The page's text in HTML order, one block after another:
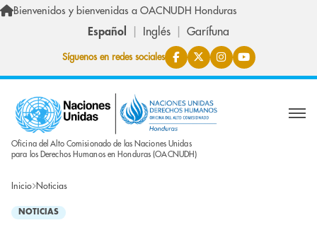
Pasar al contenido principal
Bienvenidos y bienvenidas a OACNUDH Honduras
Español Inglés Garífuna
Síguenos en redes sociales
Oficina del Alto Comisionado de las Naciones Unidas
para los Derechos Humanos en Honduras (OACNUDH)
Inicio Noticias
NOTICIAS